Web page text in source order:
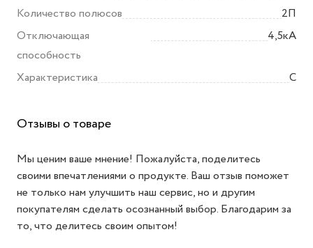
Количество полюсов
2П
Отключающая
способность
4,5кА
Характеристика C
Отзывы о товаре
Мы ценим ваше мнение! Пожалуйста, поделитесь
своими впечатлениями о продукте. Ваш отзыв поможет
не только нам улучшить наш сервис, но и другим
покупателям сделать осознанный выбор. Благодарим за
то, что делитесь своим опытом!